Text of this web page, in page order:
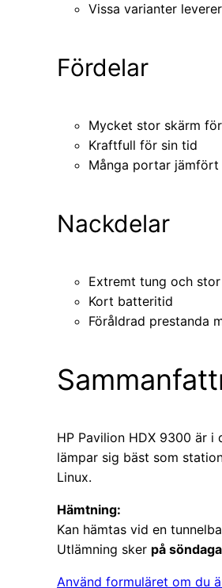
Vissa varianter
Fördelar
Mycket stor skärm
Kraftfull för sin tid
Många portar
Nackdelar
Extremt tung och
Kort batteritid
Föråldrad prestanda
HP Pavilion HDX 9300 är i
lämpar sig bäst som
Linux.
Hämtning:
Kan hämtas vid en
Utlämning sker på
Använd formuläret om du